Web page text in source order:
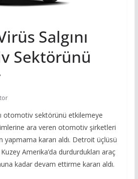
Salgını
Sektörünü
otomotiv sektörünü etkilemeye
ara veren otomotiv şirketleri
yapmama kararı aldı. Detroit üçlüsü
Amerika’da durdurdukları araç
kadar devam ettirme kararı aldı.